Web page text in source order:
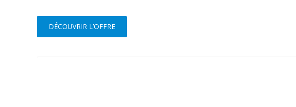
DÉCOUVRIR L’OFFRE